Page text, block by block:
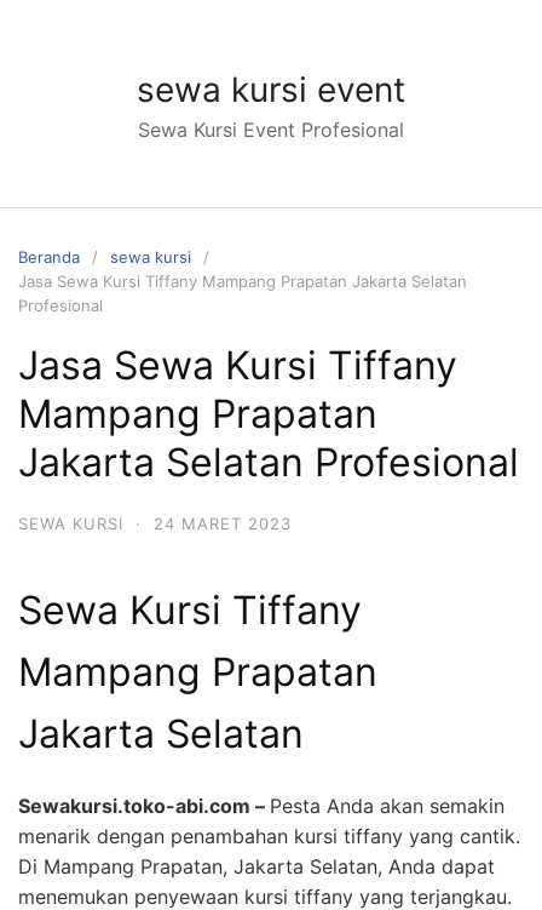
sewa kursi event
Sewa Kursi Event Profesional
Beranda
sewa kursi
Jasa Sewa Kursi Tiffany Mampang Prapatan Jakarta Selatan
Profesional
Jasa Sewa Kursi Tiffany
Mampang Prapatan
Jakarta Selatan Profesional
SEWA KURSI · 24 MARET 2023
Sewa Kursi Tiffany
Mampang Prapatan
Jakarta Selatan
Sewakursi.toko-abi.com – Pesta Anda akan semakin
menarik dengan penambahan kursi tiffany yang cantik.
Di Mampang Prapatan, Jakarta Selatan, Anda dapat
menemukan penyewaan kursi tiffany yang terjangkau.